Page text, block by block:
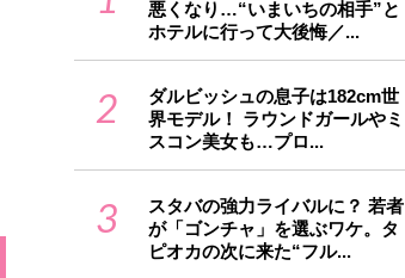
悪くなり…“いまいちの相手”と
ホテルに行って大後悔／...
2
ダルビッシュの息子は182cm世
界モデル！ ラウンドガールやミ
スコン美女も…プロ...
3
スタバの強力ライバルに？ 若者
が「ゴンチャ」を選ぶワケ。タ
ピオカの次に来た“フル...